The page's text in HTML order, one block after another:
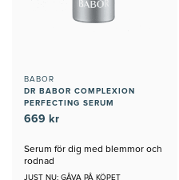
BABOR
DR BABOR COMPLEXION
PERFECTING SERUM
669 kr
Serum för dig med blemmor och
rodnad
JUST NU: GÅVA PÅ KÖPET